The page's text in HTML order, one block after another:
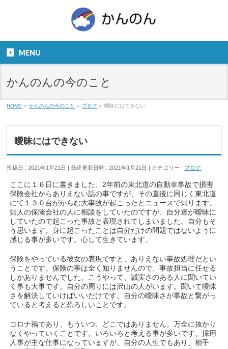
９：００～１８：００
MENU
かんのんの今のこと
HOME » かんのんの今のこと » ブログ » 曖昧にはできない
曖昧にはできない
投稿日 : 2021年1月21日 最終更新日時 : 2021年1月21日 カテゴリー : ブログ
ここに１６日に書きました、2年前の東北道の自動車事故で損害
保険会社からありえない話の事ですが、その直後に同じく東北道
にて１３０台がからむ大事故が起こったとニュースで知ります。
知人の保険会社の人に相談をしていたのですが、自分達が曖昧に
していたので起こった事故と表現されてしまいました。自分もそ
う思います。身に起こったことは自分だけの問題ではないように
感じる事が多いです。心して生きています。
保険をやっている彼女の表現ですと、ありえない事故処理だとい
うことです。保険の事は全く知りませんので、事故担当に任せる
しかありませんでした。こうやって、誠実さのある人に聞いてい
く事も大事です。自分の周りには沢山の人がいます。聞いて曖昧
さを解決していけばいいだけです。自分の曖昧さが事故と繋がっ
ていると考えると恐ろしいことです。
コロナ禍であり、もういつ、どこではありません。万全に抜かり
なくやっていくことです。いろいろと考える事が多いです。採用
人事が主な仕事になっていますが、自分の人生でもあり、相手